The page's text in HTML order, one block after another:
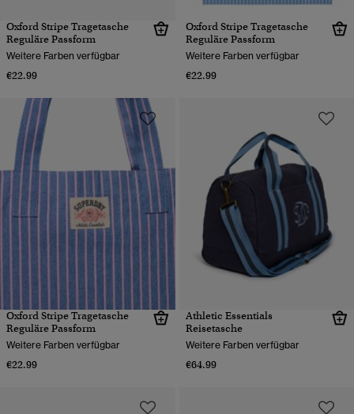
Oxford Stripe Tragetasche
Reguläre Passform
Weitere Farben verfügbar
€22.99
Oxford Stripe Tragetasche
Reguläre Passform
Weitere Farben verfügbar
€22.99
Oxford Stripe Tragetasche
Reguläre Passform
Weitere Farben verfügbar
€22.99
Athletic Essentials
Reisetasche
Weitere Farben verfügbar
€64.99